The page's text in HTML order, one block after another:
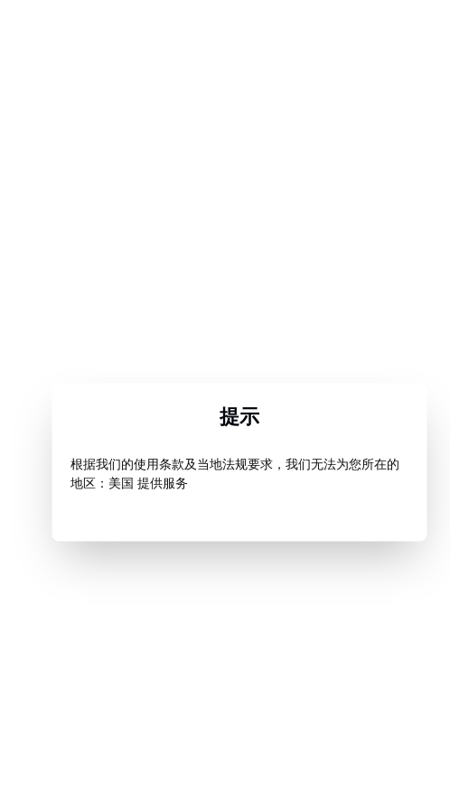
提示
根据我们的使用条款及当地法规要求，我们无法为您所在的
地区：美国 提供服务